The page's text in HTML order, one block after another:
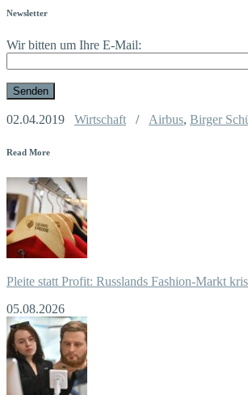
Newsletter
Wir bitten um Ihre E-Mail:
02.04.2019 Wirtschaft / Airbus, Birger
Read More
Pleite statt Profit: Russlands Fashion-Markt
05.08.2026